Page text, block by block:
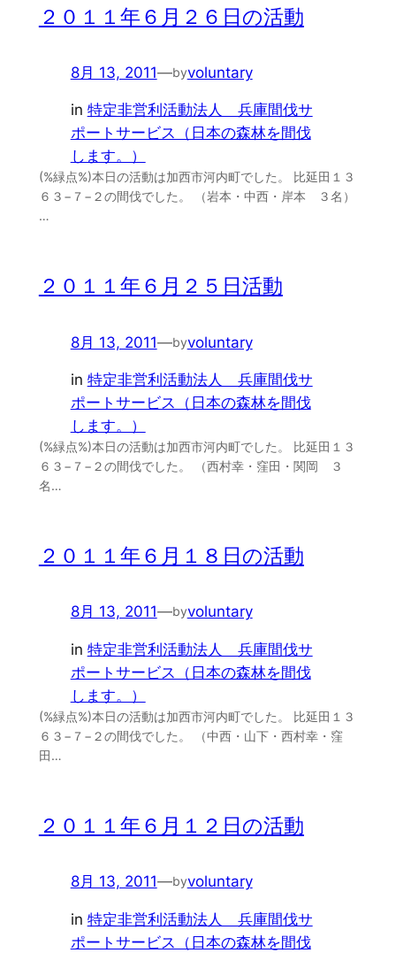
２０１１年６月２６日の活動
8月 13, 2011—byvoluntary
in 特定非営利活動法人 兵庫間伐サ
ポートサービス（日本の森林を間伐
します。）
(%緑点%)本日の活動は加西市河内町でした。 比延田１３
６３−７−２の間伐でした。 （岩本・中西・岸本 ３名）
…
２０１１年６月２５日活動
8月 13, 2011—byvoluntary
in 特定非営利活動法人 兵庫間伐サ
ポートサービス（日本の森林を間伐
します。）
(%緑点%)本日の活動は加西市河内町でした。 比延田１３
６３−７−２の間伐でした。 （西村幸・窪田・関岡 ３
名…
２０１１年６月１８日の活動
8月 13, 2011—byvoluntary
in 特定非営利活動法人 兵庫間伐サ
ポートサービス（日本の森林を間伐
します。）
(%緑点%)本日の活動は加西市河内町でした。 比延田１３
６３−７−２の間伐でした。 （中西・山下・西村幸・窪
田…
２０１１年６月１２日の活動
8月 13, 2011—byvoluntary
in 特定非営利活動法人 兵庫間伐サ
ポートサービス（日本の森林を間伐